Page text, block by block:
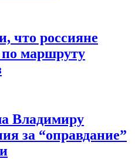
что россияне
по маршруту
Владимиру
за “оправдание”